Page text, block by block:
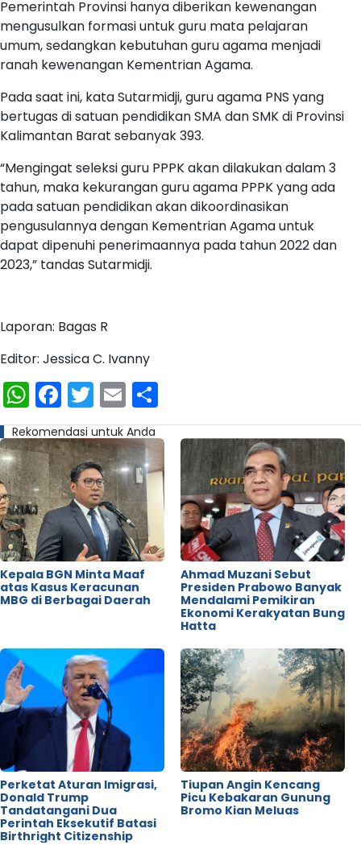
Pemerintah Provinsi hanya diberikan kewenangan
mengusulkan formasi untuk guru mata pelajaran
umum, sedangkan kebutuhan guru agama menjadi
ranah kewenangan Kementrian Agama.
Pada saat ini, kata Sutarmidji, guru agama PNS yang
bertugas di satuan pendidikan SMA dan SMK di Provinsi
Kalimantan Barat sebanyak 393.
“Mengingat seleksi guru PPPK akan dilakukan dalam 3
tahun, maka kekurangan guru agama PPPK yang ada
pada satuan pendidikan akan dikoordinasikan
pengusulannya dengan Kementrian Agama untuk
dapat dipenuhi penerimaannya pada tahun 2022 dan
2023,” tandas Sutarmidji.
Laporan: Bagas R
Editor: Jessica C. Ivanny
WhatsApp
Facebook
Twitter
Email
Rekomendasi untuk Anda
Kepala BGN Minta Maaf
atas Kasus Keracunan
MBG di Berbagai Daerah
Ahmad Muzani Sebut
Presiden Prabowo Banyak
Mendalami Pemikiran
Ekonomi Kerakyatan Bung
Hatta
Perketat Aturan Imigrasi,
Donald Trump
Tandatangani Dua
Perintah Eksekutif Batasi
Birthright Citizenship
Tiupan Angin Kencang
Picu Kebakaran Gunung
Bromo Kian Meluas